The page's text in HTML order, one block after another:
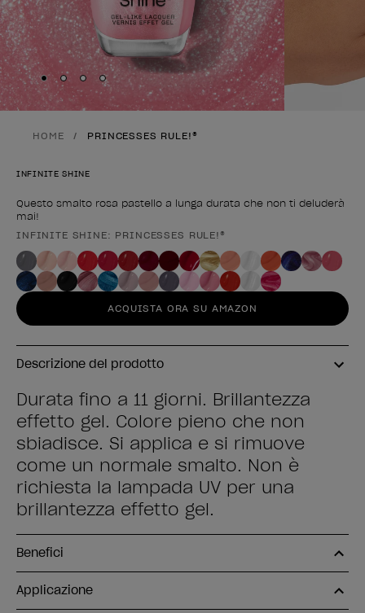
Skip to slide 1
Skip to slide 2
Skip to slide 3
Skip to slide
HOME PRINCESSES RULE!®
INFINITE SHINE
Questo smalto rosa pastello a lunga durata che non ti deluderà
mai!
Forma del prodotto
INFINITE SHINE: PRINCESSES RULE!®
ACQUISTA ORA SU AMAZON
Descrizione del prodotto
Durata fino a 11 giorni. Brillantezza
effetto gel. Colore pieno che non
sbiadisce. Si applica e si rimuove
come un normale smalto. Non è
richiesta la lampada UV per una
brillantezza effetto gel.
Benefici
Applicazione